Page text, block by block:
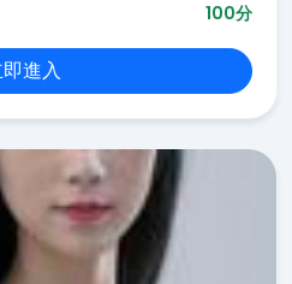
100分
進入